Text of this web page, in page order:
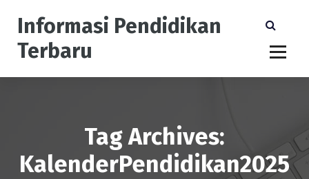
Informasi Pendidikan
Terbaru
Tag Archives:
KalenderPendidikan2025